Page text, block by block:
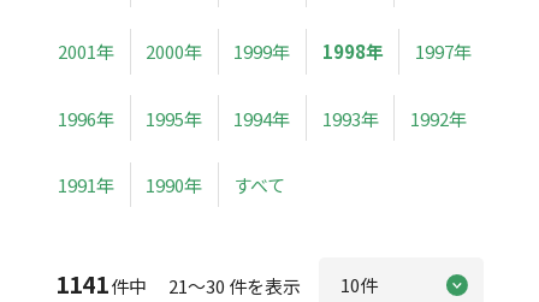
2001年 2000年 1999年 1998年 1997年
1996年 1995年 1994年 1993年 1992年
1991年 1990年 すべて
1141件中 21～30 件を表示